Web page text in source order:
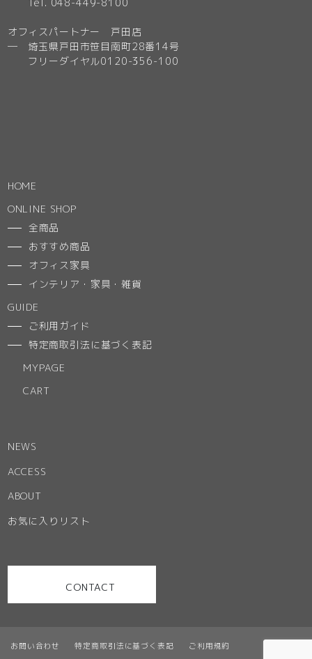
お問い合わせ 特定商取引法に基づく表記 ご利用規約
オフィスパートナー 戸田店
─ 埼玉県戸田市笹目南町28番14号
フリーダイヤル0120-356-100
HOME
ONLINE SHOP
全商品
おすすめ商品
オフィス家具
インテリア・家具・雑貨
GUIDE
ご利用ガイド
特定商取引法に基づく表記
MYPAGE
CART
NEWS
ACCESS
ABOUT
お気に入りリスト
CONTACT